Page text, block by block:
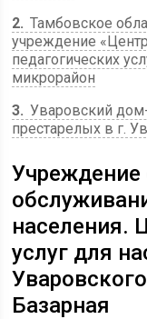
2 Тамбовское
учреждение
педагогических
микрорайон
3 Уваровский
престарелых в г.
Учреждение
населения.
услуг для
Базарная